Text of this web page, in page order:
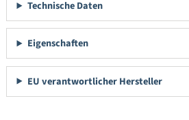
Technische Daten
Eigenschaften
EU verantwortlicher Hersteller